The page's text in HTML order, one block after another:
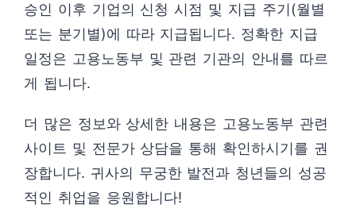
승인 이후 기업의 신청 시점 및 지급 주기(월별
또는 분기별)에 따라 지급됩니다. 정확한 지급
일정은 고용노동부 및 관련 기관의 안내를 따르
게 됩니다.
더 많은 정보와 상세한 내용은 고용노동부 관련
사이트 및 전문가 상담을 통해 확인하시기를 권
장합니다. 귀사의 무궁한 발전과 청년들의 성공
적인 취업을 응원합니다!